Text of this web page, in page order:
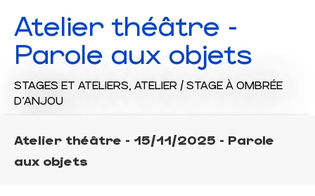
Atelier théâtre -
Parole aux objets
STAGES ET ATELIERS, ATELIER / STAGE À OMBRÉE
D'ANJOU
Atelier théâtre - 15/11/2025 - Parole
aux objets